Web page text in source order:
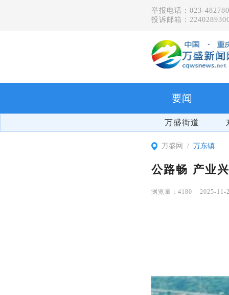
举报电话：023-
投诉邮箱：
要闻
万盛街道
万盛网 万东镇
公路畅 产业兴
4180 2025-11-